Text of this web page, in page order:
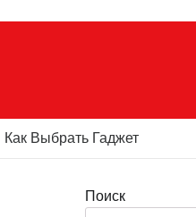
Как Выбрать Гаджет
Поиск